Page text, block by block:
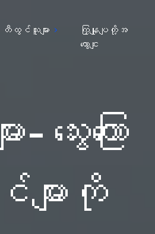
တီထွင်သူများ
ကြှနျုပျတို့အ
ကွောငျး
းကြော
ျားကို